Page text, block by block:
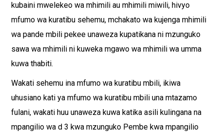
kubaini mwelekeo wa mhimili au mhimili miwili, hivyo
mfumo wa kuratibu sehemu, mchakato wa kujenga mhimili
wa pande mbili pekee unaweza kupatikana ni mzunguko
sawa wa mhimili ni kuweka mgawo wa mhimili wa umma
kuwa thabiti.
Wakati sehemu ina mfumo wa kuratibu mbili, ikiwa
uhusiano kati ya mfumo wa kuratibu mbili una mtazamo
fulani, wakati huu unaweza kuwa katika asili kulingana na
mpangilio wa d 3 kwa mzunguko Pembe kwa mpangilio